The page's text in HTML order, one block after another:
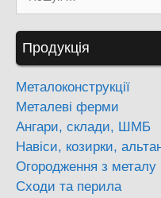
Продукція
Металоконструкції
Металеві ферми
Ангари, склади, ШМБ
Навіси, козирки,
Огородження з металу
Сходи та перила